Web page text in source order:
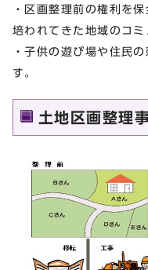
・区画整理前の権利を
培われてきた地域のコミ
・子供の遊び場や住民
す。
土地区画整理